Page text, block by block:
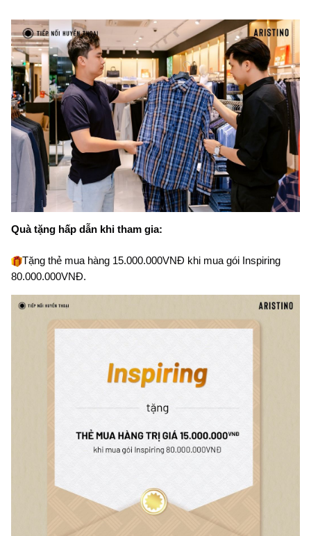
Quà tặng hấp dẫn khi tham gia:
Tặng thẻ mua hàng 15.000.000VNĐ khi mua gói Inspiring
80.000.000VNĐ.